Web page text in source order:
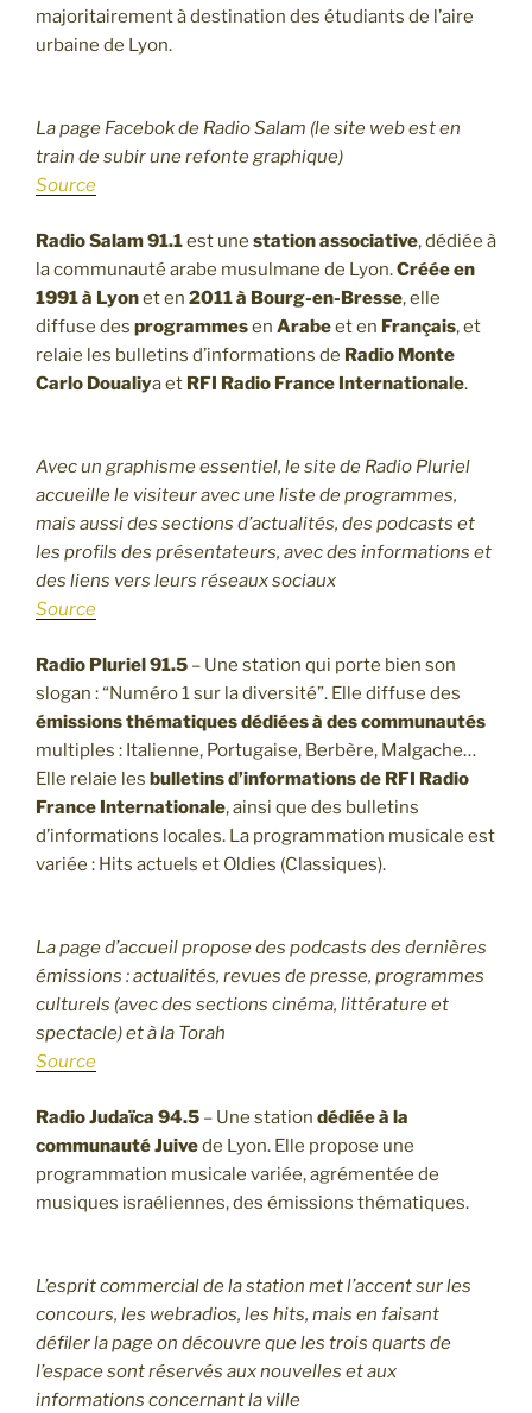
majoritairement à destination des étudiants de l’aire
urbaine de Lyon.
La page Facebok de Radio Salam (le site web est en
train de subir une refonte graphique)
Source
Radio Salam 91.1est une station associative, dédiée à
la communauté arabe musulmane de Lyon.Créée en
1991 à Lyonet en 2011 à Bourg-en-Bresse, elle
diffuse des programmesen Arabeet en Français, et
relaie les bulletins d’informations de Radio Monte
Carlo Doualiya et RFI Radio France Internationale.
Avec un graphisme essentiel, le site de Radio Pluriel
accueille le visiteur avec une liste de programmes,
mais aussi des sections d’actualités, des podcasts et
les profils des présentateurs, avec des informations et
des liens vers leurs réseaux sociaux
Source
Radio Pluriel 91.5 – Une station qui porte bien son
slogan : “Numéro 1 sur la diversité”. Elle diffuse des
émissions thématiquesdédiées à des communautés
multiples : Italienne, Portugaise, Berbère, Malgache…
Elle relaie les bulletins d’informations de RFI Radio
France Internationale, ainsi que des bulletins
d’informations locales. La programmation musicale est
variée : Hits actuels et Oldies (Classiques).
La page d’accueil propose des podcasts des dernières
émissions : actualités, revues de presse, programmes
culturels (avec des sections cinéma, littérature et
spectacle) et à la Torah
Source
Radio Judaïca 94.5 – Une station dédiée à la
communauté Juivede Lyon. Elle propose une
programmation musicale variée, agrémentée de
musiques israéliennes, des émissions thématiques.
L’esprit commercial de la station met l’accent sur les
concours, les webradios, les hits, mais en faisant
défiler la page on découvre que les trois quarts de
l’espace sont réservés aux nouvelles et aux
informations concernant la ville